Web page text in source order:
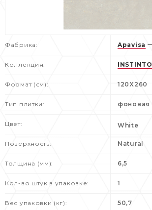
Фабрика: Apavisa
Коллекция: INSTINTO
Формат (см): 120X260
Тип плитки: фоновая
Цвет: White
Поверхность: Natural
Толщина (мм): 6,5
Кол-во штук в упаковке: 1
Вес упаковки (кг): 50,7